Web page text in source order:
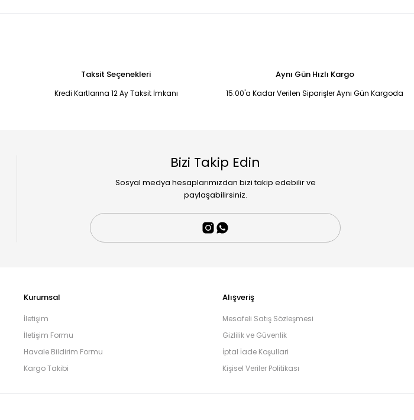
Taksit Seçenekleri
Kredi Kartlarına 12 Ay Taksit İmkanı
Aynı Gün Hızlı Kargo
15:00'a Kadar Verilen Siparişler Aynı Gün Kargoda
Bizi Takip Edin
Sosyal medya hesaplarımızdan bizi takip edebilir ve
paylaşabilirsiniz.
Kurumsal
İletişim
İletişim Formu
Havale Bildirim Formu
Kargo Takibi
Alışveriş
Mesafeli Satış Sözleşmesi
Gizlilik ve Güvenlik
İptal İade Koşullari
Kişisel Veriler Politikası